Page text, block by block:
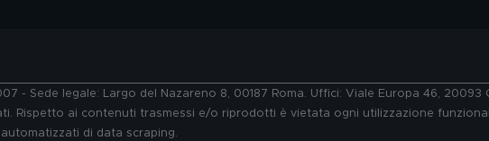
- Sede legale: Largo del Nazareno 8, 00187 Roma. Uffici: Viale Europa 46,
Rispetto ai contenuti trasmessi e/o riprodotti è vietata ogni utilizzazione
di data scraping.